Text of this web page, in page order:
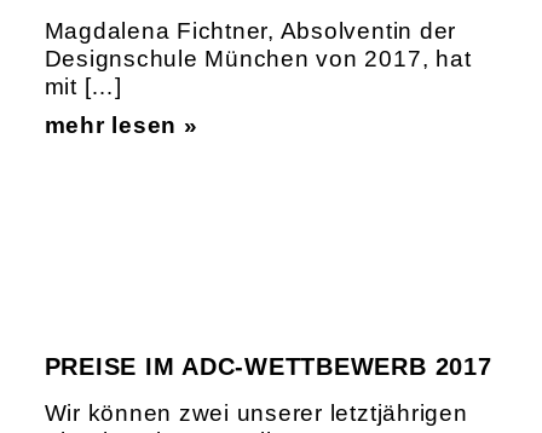
Magdalena Fichtner, Absolventin der
Designschule München von 2017, hat
mit […]
mehr lesen »
PREISE IM ADC-WETTBEWERB 2017
Wir können zwei unserer letztjährigen